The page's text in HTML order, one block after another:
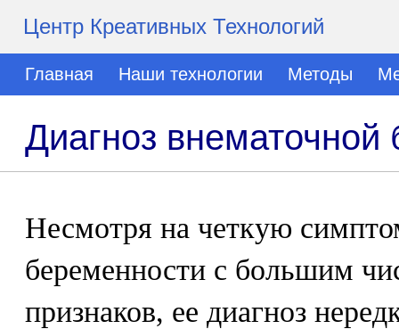
Центр Креативных Технологий
Главная Наши технологии Методы
Диагноз внематочной
Несмотря на четкую
беременности с большим
признаков, ее диагноз